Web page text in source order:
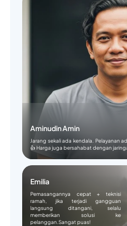
Aminudin Amin
Jarang sekali ada kendala. Pelayanan
👍 Harga juga bersahabat dengan
Emilia
Pemasangannya cepat + teknisi
ramah, jika terjadi gangguan
langsung ditangani, selalu
memberikan solusi ke
pelanggan.Sangat puas!